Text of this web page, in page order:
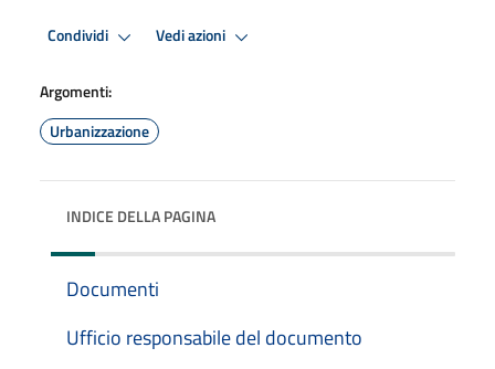
Condividi Vedi azioni
Argomenti:
Urbanizzazione
INDICE DELLA PAGINA
Documenti
Ufficio responsabile del documento